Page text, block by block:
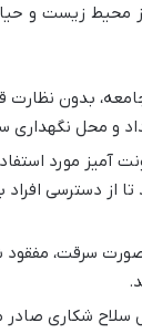
محیط زیست و
بدون نظارت
و محل نگهداری
آمیز مورد
از دسترسی افراد
صورت سرقت،
سلاح شکاری